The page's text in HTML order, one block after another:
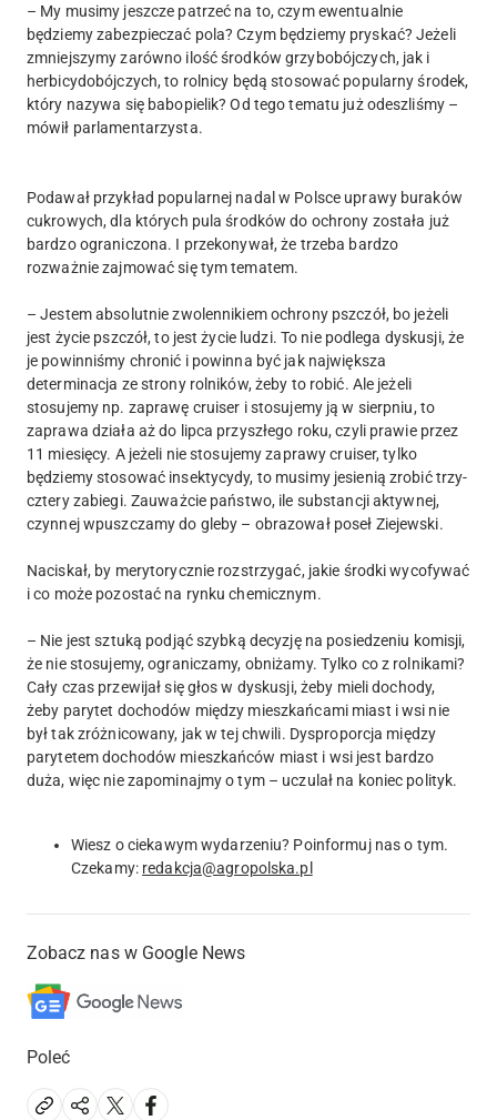
– My musimy jeszcze patrzeć na to, czym ewentualnie
będziemy zabezpieczać pola? Czym będziemy pryskać? Jeżeli
zmniejszymy zarówno ilość środków grzybobójczych, jak i
herbicydobójczych, to rolnicy będą stosować popularny środek,
który nazywa się babopielik? Od tego tematu już odeszliśmy –
mówił parlamentarzysta.
Podawał przykład popularnej nadal w Polsce uprawy buraków
cukrowych, dla których pula środków do ochrony została już
bardzo ograniczona. I przekonywał, że trzeba bardzo
rozważnie zajmować się tym tematem.
– Jestem absolutnie zwolennikiem ochrony pszczół, bo jeżeli
jest życie pszczół, to jest życie ludzi. To nie podlega dyskusji, że
je powinniśmy chronić i powinna być jak największa
determinacja ze strony rolników, żeby to robić. Ale jeżeli
stosujemy np. zaprawę cruiser i stosujemy ją w sierpniu, to
zaprawa działa aż do lipca przyszłego roku, czyli prawie przez
11 miesięcy. A jeżeli nie stosujemy zaprawy cruiser, tylko
będziemy stosować insektycydy, to musimy jesienią zrobić trzy-
cztery zabiegi. Zauważcie państwo, ile substancji aktywnej,
czynnej wpuszczamy do gleby – obrazował poseł Ziejewski.
Naciskał, by merytorycznie rozstrzygać, jakie środki wycofywać
i co może pozostać na rynku chemicznym.
– Nie jest sztuką podjąć szybką decyzję na posiedzeniu komisji,
że nie stosujemy, ograniczamy, obniżamy. Tylko co z rolnikami?
Cały czas przewijał się głos w dyskusji, żeby mieli dochody,
żeby parytet dochodów między mieszkańcami miast i wsi nie
był tak zróżnicowany, jak w tej chwili. Dysproporcja między
parytetem dochodów mieszkańców miast i wsi jest bardzo
duża, więc nie zapominajmy o tym – uczulał na koniec polityk.
Wiesz o ciekawym wydarzeniu? Poinformuj nas o tym.
Czekamy: redakcja@agropolska.pl
Zobacz nas w Google News
Poleć